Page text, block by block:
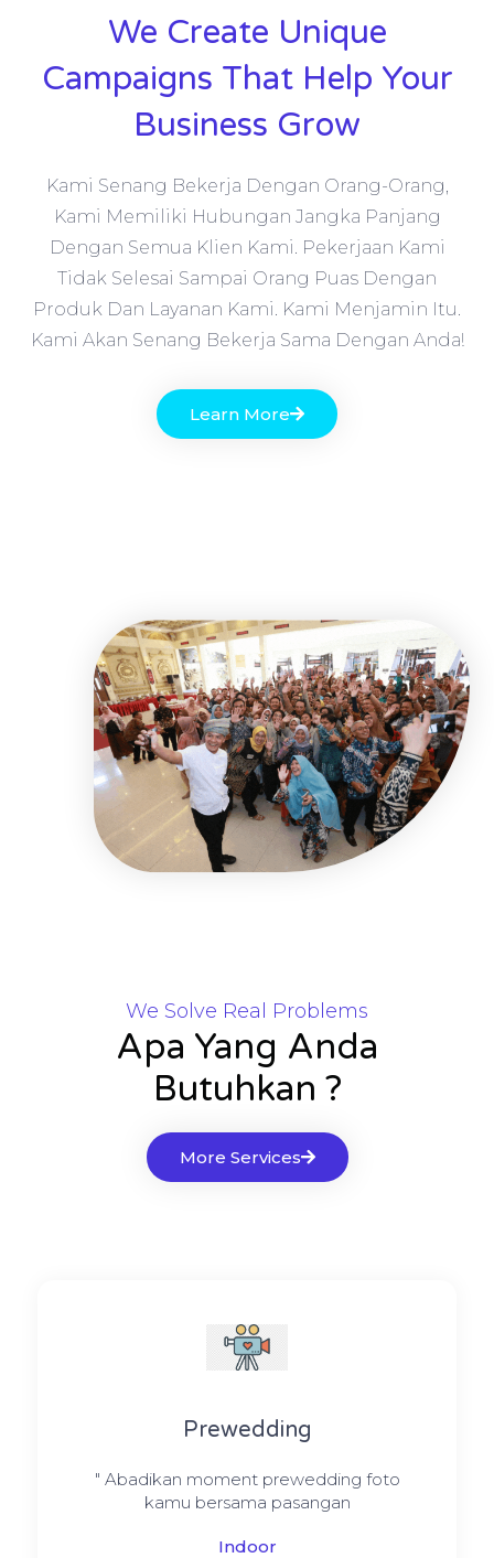
We Create Unique
Campaigns That Help Your
Business Grow
Kami Senang Bekerja Dengan Orang-Orang,
Kami Memiliki Hubungan Jangka Panjang
Dengan Semua Klien Kami. Pekerjaan Kami
Tidak Selesai Sampai Orang Puas Dengan
Produk Dan Layanan Kami. Kami Menjamin Itu.
Kami Akan Senang Bekerja Sama Dengan Anda!
Learn More
We Solve Real Problems
Apa Yang Anda
Butuhkan ?
More Services
Prewedding
" Abadikan moment prewedding foto
kamu bersama pasangan
Indoor